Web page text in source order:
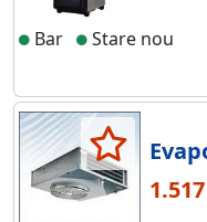
Bar
Stare nou